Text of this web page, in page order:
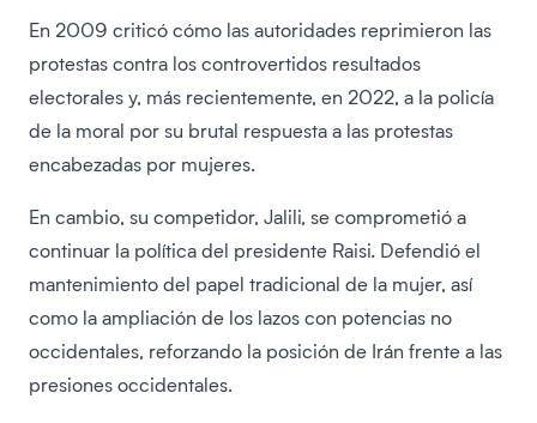
En 2009 criticó cómo las autoridades reprimieron las
protestas contra los controvertidos resultados
electorales y, más recientemente, en 2022, a la policía
de la moral por su brutal respuesta a las protestas
encabezadas por mujeres.
En cambio, su competidor, Jalili, se comprometió a
continuar la política del presidente Raisi. Defendió el
mantenimiento del papel tradicional de la mujer, así
como la ampliación de los lazos con potencias no
occidentales, reforzando la posición de Irán frente a las
presiones occidentales.